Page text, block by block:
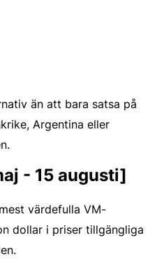
än att bara satsa på
Argentina eller
- 15 augusti]
värdefulla VM-
dollar i priser tillgängliga